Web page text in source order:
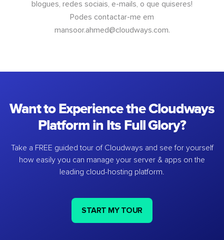
blogues, redes sociais, e-mails, o que quiseres!
Podes contactar-me em
mansoor.ahmed@cloudways.com.
Want to Experience the Cloudways
Platform in Its Full Glory?
Take a FREE guided tour of Cloudways and see for yourself
how easily you can manage your server & apps on the
leading cloud-hosting platform.
START MY TOUR